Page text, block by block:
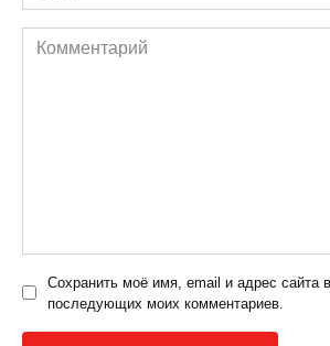
Комментарий
Сохранить моё имя, email и адрес сайта
последующих моих комментариев.